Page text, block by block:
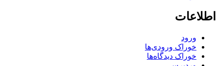
اطلاعات
ورود
خوراک ورودی‌ها
خوراک دیدگاه‌ها